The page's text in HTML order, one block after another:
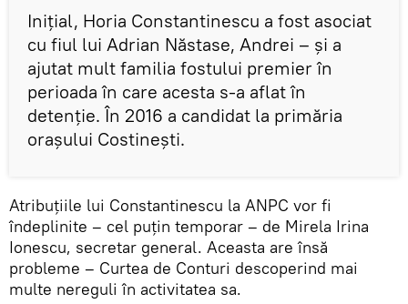
Inițial, Horia Constantinescu a fost asociat
cu fiul lui Adrian Năstase, Andrei – și a
ajutat mult familia fostului premier în
perioada în care acesta s-a aflat în
detenție. În 2016 a candidat la primăria
orașului Costinești.
Atribuțiile lui Constantinescu la ANPC vor fi
îndeplinite – cel puțin temporar – de Mirela Irina
Ionescu, secretar general. Aceasta are însă
probleme – Curtea de Conturi descoperind mai
multe nereguli în activitatea sa.